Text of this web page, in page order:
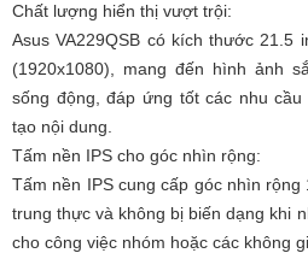
Chất lượng hiển thị vượt trội:
Asus VA229QSB có kích thước 21.5
(1920x1080), mang đến hình ảnh
sống động, đáp ứng tốt các nhu
tạo nội dung.
Tấm nền IPS cho góc nhìn rộng:
Tấm nền IPS cung cấp góc nhìn rộng
trung thực và không bị biến dạng khi
cho công việc nhóm hoặc các không